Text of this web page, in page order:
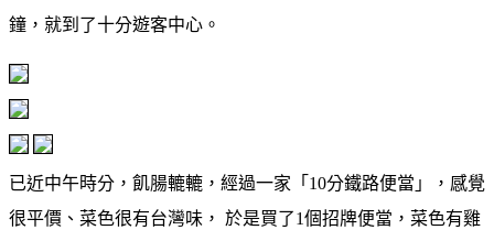
鐘，就到了十分遊客中心。
已近中午時分，飢腸轆轆，經過一家「10分鐵路便當」，感覺
很平價、菜色很有台灣味， 於是買了1個招牌便當，菜色有雞